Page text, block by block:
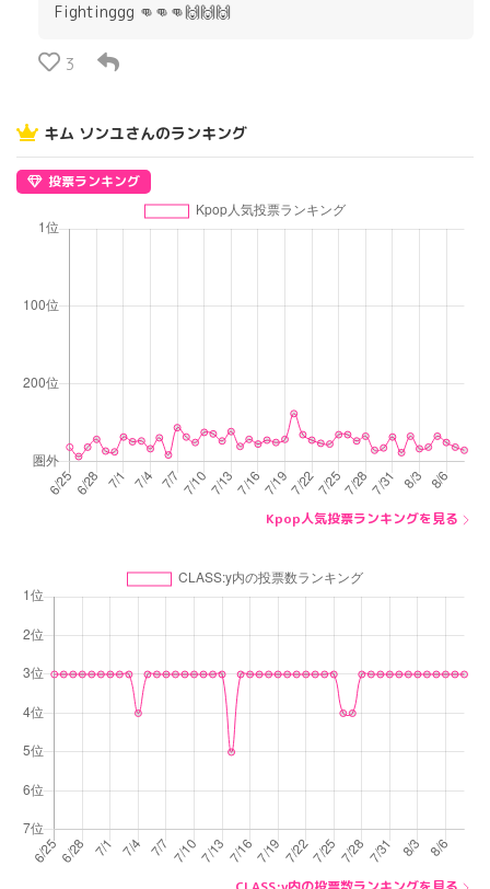
Fightinggg 👊👊👊🙌🙌🙌
3
キム ソンユさんのランキング
投票ランキング
Kpop人気投票ランキングを見る